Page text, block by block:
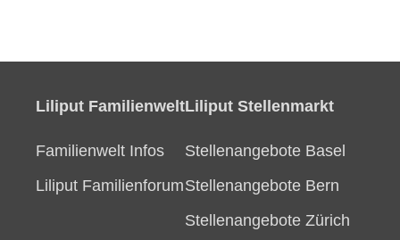
Liliput Familienwelt
Familienwelt Infos
Liliput Familienforum
Liliput Stellenmarkt
Stellenangebote Basel
Stellenangebote Bern
Stellenangebote Zürich